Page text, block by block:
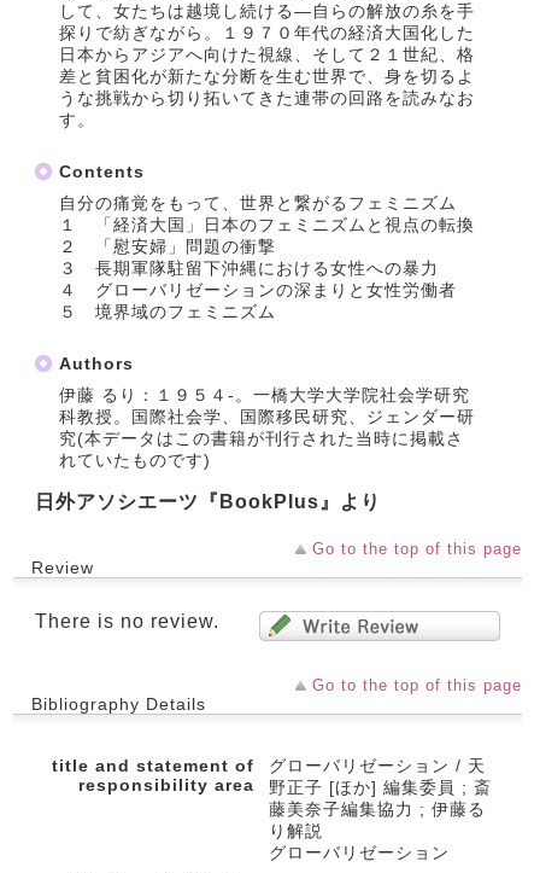
して、女たちは越境し続ける―自らの解放の糸を手
探りで紡ぎながら。１９７０年代の経済大国化した
日本からアジアへ向けた視線、そして２１世紀、格
差と貧困化が新たな分断を生む世界で、身を切るよ
うな挑戦から切り拓いてきた連帯の回路を読みなお
す。
Contents
自分の痛覚をもって、世界と繋がるフェミニズム
１ 「経済大国」日本のフェミニズムと視点の転換
２ 「慰安婦」問題の衝撃
３ 長期軍隊駐留下沖縄における女性への暴力
４ グローバリゼーションの深まりと女性労働者
５ 境界域のフェミニズム
Authors
伊藤 るり：１９５４‐。一橋大学大学院社会学研究
科教授。国際社会学、国際移民研究、ジェンダー研
究(本データはこの書籍が刊行された当時に掲載さ
れていたものです)
日外アソシエーツ『BookPlus』より
Go to the top of this page
Review
There is no review.
Go to the top of this page
Bibliography Details
title and statement of
responsibility area
グローバリゼーション / 天
野正子 [ほか] 編集委員 ; 斎
藤美奈子編集協力 ; 伊藤る
り解説
グローバリゼーション